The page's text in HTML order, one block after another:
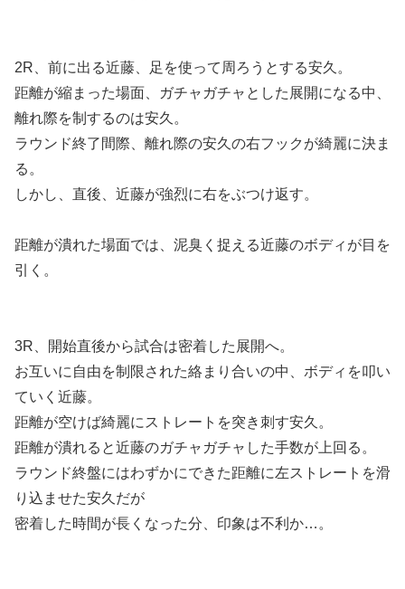
2R、前に出る近藤、足を使って周ろうとする安久。
距離が縮まった場面、ガチャガチャとした展開になる中、
離れ際を制するのは安久。
ラウンド終了間際、離れ際の安久の右フックが綺麗に決ま
る。
しかし、直後、近藤が強烈に右をぶつけ返す。
距離が潰れた場面では、泥臭く捉える近藤のボディが目を
引く。
3R、開始直後から試合は密着した展開へ。
お互いに自由を制限された絡まり合いの中、ボディを叩い
ていく近藤。
距離が空けば綺麗にストレートを突き刺す安久。
距離が潰れると近藤のガチャガチャした手数が上回る。
ラウンド終盤にはわずかにできた距離に左ストレートを滑
り込ませた安久だが
密着した時間が長くなった分、印象は不利か…。